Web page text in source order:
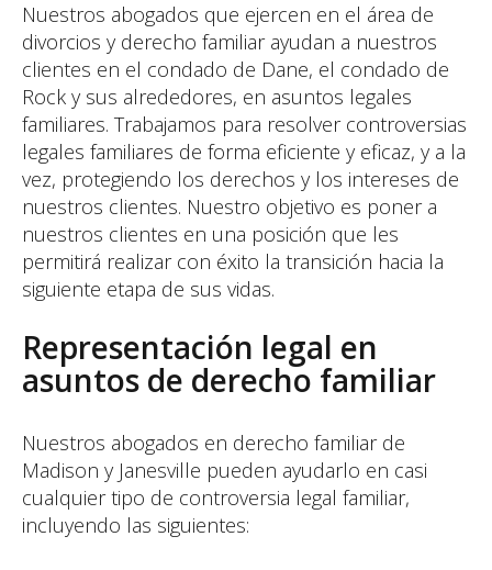
Nuestros abogados que ejercen en el área de
divorcios y derecho familiar ayudan a nuestros
clientes en el condado de Dane, el condado de
Rock y sus alrededores, en asuntos legales
familiares. Trabajamos para resolver controversias
legales familiares de forma eficiente y eficaz, y a la
vez, protegiendo los derechos y los intereses de
nuestros clientes. Nuestro objetivo es poner a
nuestros clientes en una posición que les
permitirá realizar con éxito la transición hacia la
siguiente etapa de sus vidas.
Representación legal en
asuntos de derecho familiar
Nuestros abogados en derecho familiar de
Madison y Janesville pueden ayudarlo en casi
cualquier tipo de controversia legal familiar,
incluyendo las siguientes: